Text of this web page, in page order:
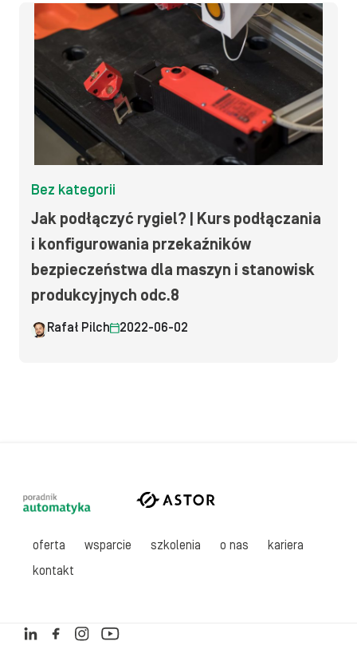
Bez kategorii
Jak podłączyć rygiel? | Kurs podłączania
i konfigurowania przekaźników
bezpieczeństwa dla maszyn i stanowisk
produkcyjnych odc.8
Rafał Pilch 2022-06-02
oferta wsparcie szkolenia o nas
kariera
kontakt